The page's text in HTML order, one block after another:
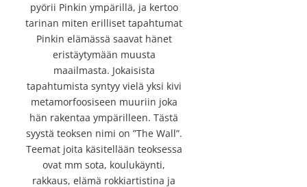
pyörii Pinkin ympärillä, ja kertoo
tarinan miten erilliset tapahtumat
Pinkin elämässä saavat hänet
eristäytymään muusta
maailmasta. Jokaisista
tapahtumista syntyy vielä yksi kivi
metamorfoosiseen muuriin joka
hän rakentaa ympärilleen. Tästä
syystä teoksen nimi on ”The Wall”.
Teemat joita käsitellään teoksessa
ovat mm sota, koulukäynti,
rakkaus, elämä rokkiartistina ja